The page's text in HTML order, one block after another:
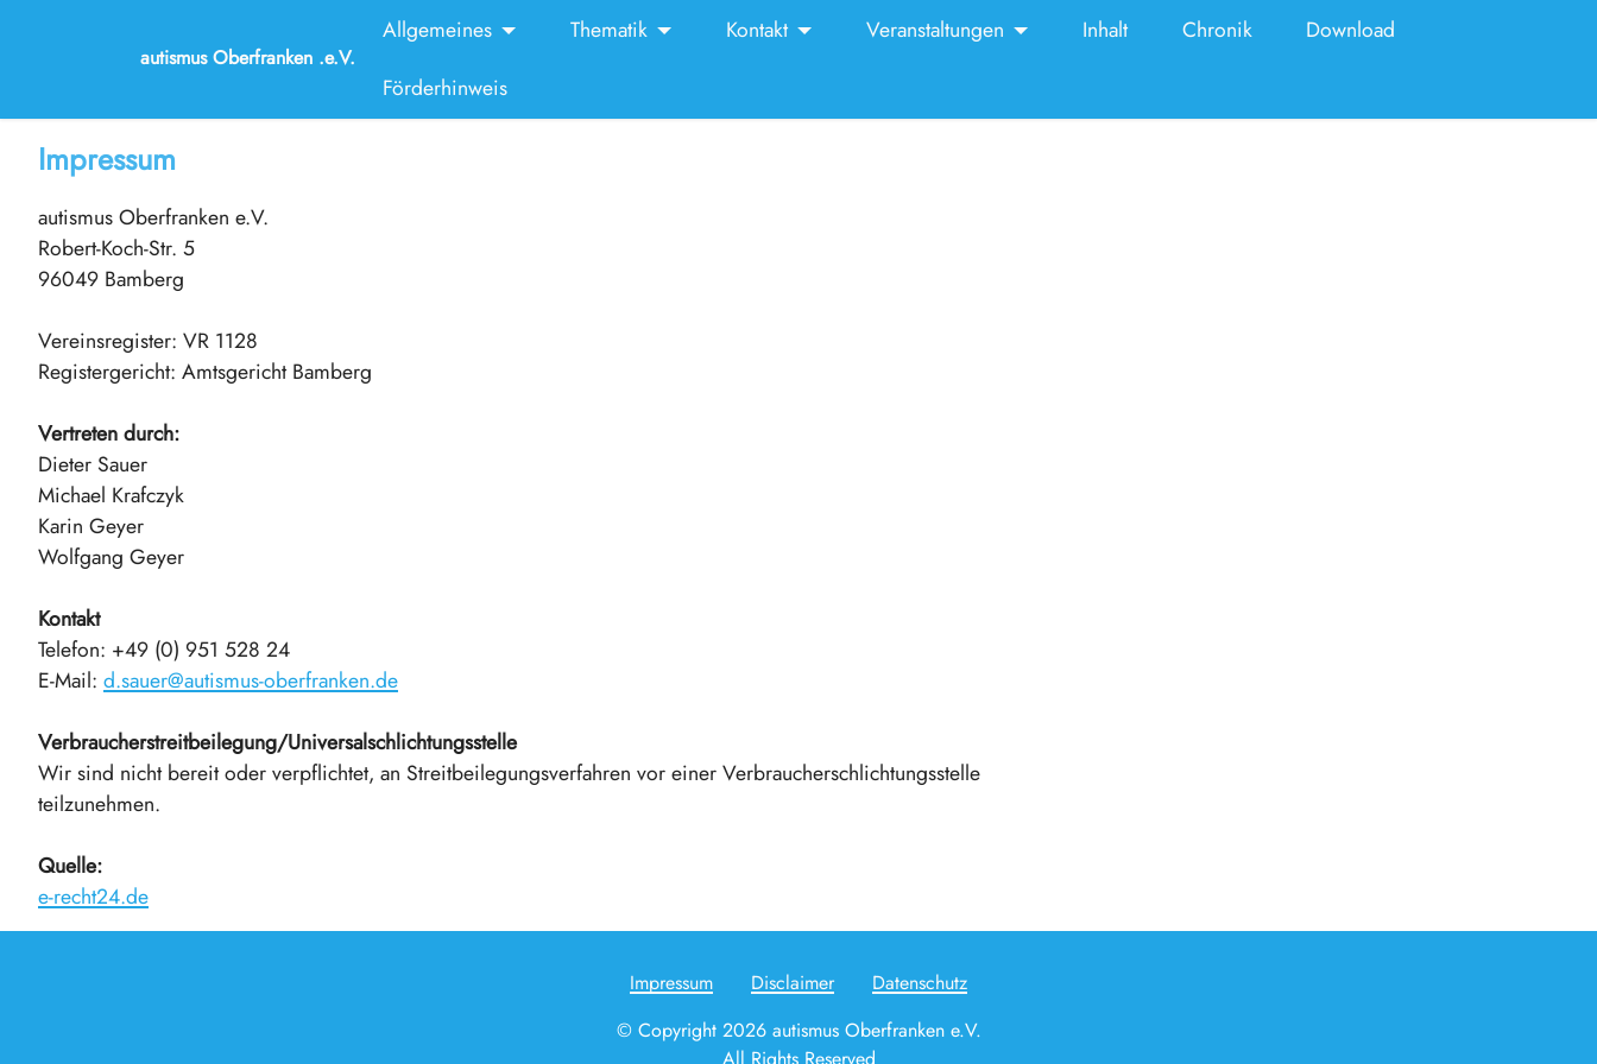
autismus Oberfranken .e.V.
Allgemeines Thematik Kontakt Veranstaltungen Inhalt Chronik
Download
Förderhinweis
Impressum
autismus Oberfranken e.V.
Robert-Koch-Str. 5
96049 Bamberg
Vereinsregister: VR 1128
Registergericht: Amtsgericht Bamberg
Vertreten durch:
Dieter Sauer
Michael Krafczyk
Karin Geyer
Wolfgang Geyer
Kontakt
Telefon: +49 (0) 951 528 24
E-Mail: d.sauer@autismus-oberfranken.de
Verbraucherstreitbeilegung/Universalschlichtungsstelle
Wir sind nicht bereit oder verpflichtet, an Streitbeilegungsverfahren vor einer Verbraucherschlichtungsstelle
teilzunehmen.
Quelle:
e-recht24.de
Impressum Disclaimer
Datenschutz
© Copyright 2026 autismus Oberfranken e.V.